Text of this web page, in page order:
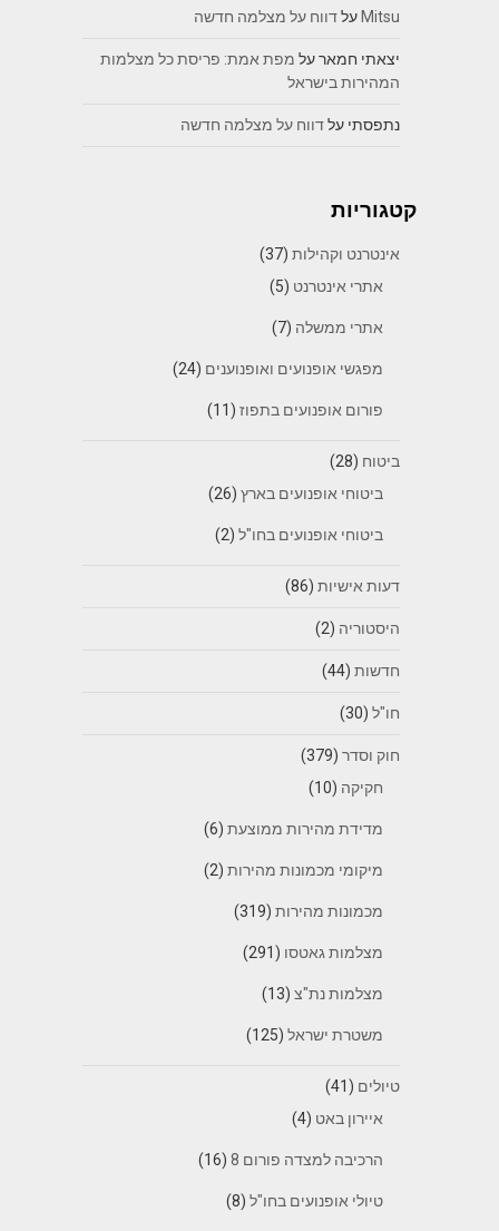
Mitsu עלדווח על מצלמה חדשה
יצאתי חמארעל מפת אמת: פריסת כל מצלמות
המהירות בישראל
נתפסתי עלדווח על מצלמה חדשה
קטגוריות
אינטרנט וקהילות(37)
אתרי אינטרנט (5)
אתרי ממשלה (7)
מפגשי אופנועים ואופנוענים (24)
פורום אופנועים בתפוז(11)
ביטוח (28)
ביטוחי אופנועים בארץ(26)
ביטוחי אופנועים בחו"ל(2)
דעות אישיות(86)
היסטוריה (2)
חדשות(44)
חו"ל(30)
חוק וסדר(379)
חקיקה (10)
מדידת מהירות ממוצעת(6)
מיקומי מכמונות מהירות(2)
מכמונות מהירות(319)
מצלמות גאטסו (291)
מצלמות נת"צ(13)
משטרת ישראל(125)
טיולים (41)
איירון באט (4)
הרכיבה למצדה פורום 8 (16)
טיולי אופנועים בחו"ל(8)